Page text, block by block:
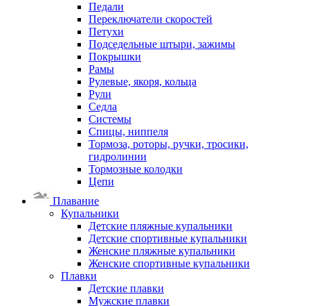
Педали
Переключатели скоростей
Петухи
Подседельные штыри, зажимы
Покрышки
Рамы
Рулевые, якоря, кольца
Рули
Седла
Системы
Спицы, ниппеля
Тормоза, роторы, ручки, тросики,
гидролинии
Тормозные колодки
Цепи
Плавание
Купальники
Детские пляжные купальники
Детские спортивные купальники
Женские пляжные купальники
Женские спортивные купальники
Плавки
Детские плавки
Мужские плавки